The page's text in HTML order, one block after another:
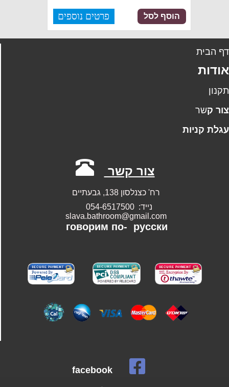
פרטים נוספים הוסף לסל
הבית
ר קשר
קניות
צור קשר
רח' כצנלסון 138, גבעתיים
נייד: 054-6517500
slava.bathroom@gmail.com
говорим по-русски
facebook